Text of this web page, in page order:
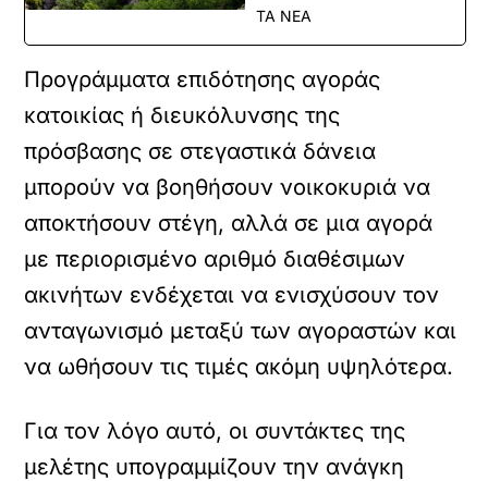
ΤΑ ΝΕΑ
Προγράμματα επιδότησης αγοράς
κατοικίας ή διευκόλυνσης της
πρόσβασης σε στεγαστικά δάνεια
μπορούν να βοηθήσουν νοικοκυριά να
αποκτήσουν στέγη, αλλά σε μια αγορά
με περιορισμένο αριθμό διαθέσιμων
ακινήτων ενδέχεται να ενισχύσουν τον
ανταγωνισμό μεταξύ των αγοραστών και
να ωθήσουν τις τιμές ακόμη υψηλότερα.
Για τον λόγο αυτό, οι συντάκτες της
μελέτης υπογραμμίζουν την ανάγκη